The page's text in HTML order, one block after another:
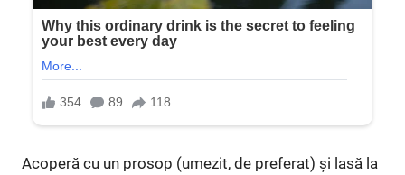
Acoperă cu un prosop (umezit, de preferat) și lasă la